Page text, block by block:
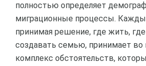
полностью определяет
миграционные процессы.
принимая решение, где жить,
создавать семью, принимает
комплекс обстоятельств,